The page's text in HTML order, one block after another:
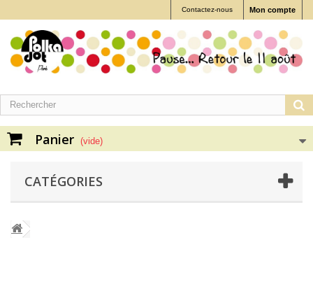
Mon compte
Contactez-nous
Panier (vide)
CATÉGORIES